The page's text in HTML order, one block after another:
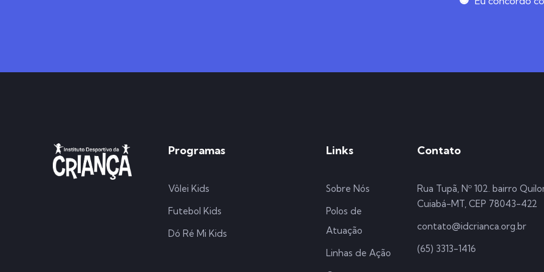
Programas
Vôlei Kids
Futebol Kids
Dó Ré Mi Kids
Links
Sobre Nós
Polos de
Atuação
Linhas de Ação
Contato
Rua Tupã, Nº 102. bairro
Cuiabá-MT, CEP 78043-422
contato@idcrianca.org.br
(65) 3313-1416